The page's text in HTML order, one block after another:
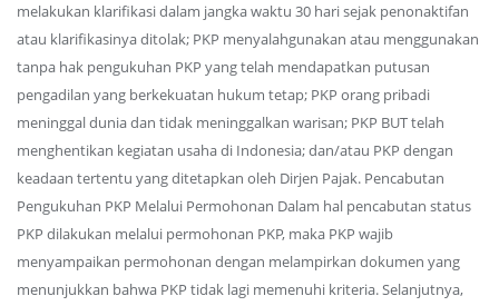
melakukan klarifikasi dalam jangka waktu 30 hari sejak penonaktifan
atau klarifikasinya ditolak; PKP menyalahgunakan atau menggunakan
tanpa hak pengukuhan PKP yang telah mendapatkan putusan
pengadilan yang berkekuatan hukum tetap; PKP orang pribadi
meninggal dunia dan tidak meninggalkan warisan; PKP BUT telah
menghentikan kegiatan usaha di Indonesia; dan/atau PKP dengan
keadaan tertentu yang ditetapkan oleh Dirjen Pajak. Pencabutan
Pengukuhan PKP Melalui Permohonan Dalam hal pencabutan status
PKP dilakukan melalui permohonan PKP, maka PKP wajib
menyampaikan permohonan dengan melampirkan dokumen yang
menunjukkan bahwa PKP tidak lagi memenuhi kriteria. Selanjutnya,